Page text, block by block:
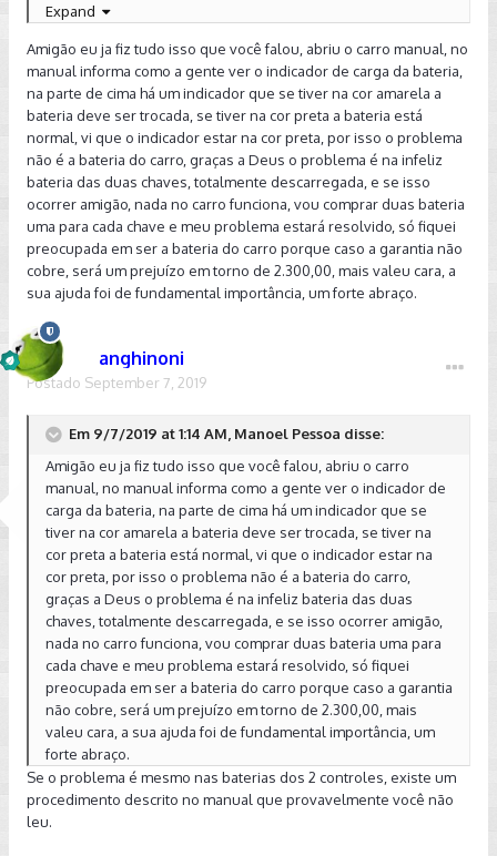
Além do mais o seguro tem pranchas com rodinhas que
podem mover o carro dentro da garagem.
Segue pra vc o print das partes dos manuais que lhe
interessa:
Enviado de meu SM-G9650 usando o Tapatalk
Expand
Amigão eu ja fiz tudo isso que você falou, abriu o carro manual, no
manual informa como a gente ver o indicador de carga da bateria,
na parte de cima há um indicador que se tiver na cor amarela a
bateria deve ser trocada, se tiver na cor preta a bateria está
normal, vi que o indicador estar na cor preta, por isso o problema
não é a bateria do carro, graças a Deus o problema é na infeliz
bateria das duas chaves, totalmente descarregada, e se isso
ocorrer amigão, nada no carro funciona, vou comprar duas bateria
uma para cada chave e meu problema estará resolvido, só fiquei
preocupada em ser a bateria do carro porque caso a garantia não
cobre, será um prejuízo em torno de 2.300,00, mais valeu cara, a
sua ajuda foi de fundamental importância, um forte abraço.
anghinoni
Postado September 7, 2019
Em 9/7/2019 at 1:14 AM, Manoel Pessoa disse:
Amigão eu ja fiz tudo isso que você falou, abriu o carro
manual, no manual informa como a gente ver o indicador de
carga da bateria, na parte de cima há um indicador que se
tiver na cor amarela a bateria deve ser trocada, se tiver na
cor preta a bateria está normal, vi que o indicador estar na
cor preta, por isso o problema não é a bateria do carro,
graças a Deus o problema é na infeliz bateria das duas
chaves, totalmente descarregada, e se isso ocorrer amigão,
nada no carro funciona, vou comprar duas bateria uma para
cada chave e meu problema estará resolvido, só fiquei
preocupada em ser a bateria do carro porque caso a garantia
não cobre, será um prejuízo em torno de 2.300,00, mais
valeu cara, a sua ajuda foi de fundamental importância, um
forte abraço.
Se o problema é mesmo nas baterias dos 2 controles, existe um
procedimento descrito no manual que provavelmente você não
leu.